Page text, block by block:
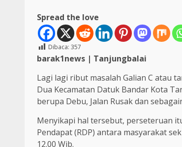
Spread the love
Dibaca: 357
barak1news | Tanjungbalai
Lagi lagi ribut masalah Galian C atau
Dua Kecamatan Datuk Bandar Kota
berupa Debu, Jalan Rusak dan
Menyikapi hal tersebut, perseteruan
Pendapat (RDP) antara masyarakat
12.00 Wib.